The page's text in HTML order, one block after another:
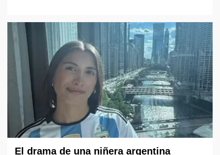
El drama de una niñera argentina